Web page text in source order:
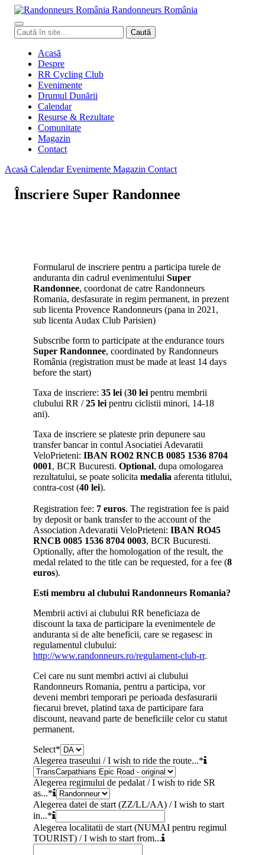
Randonneurs România
Caută
în
Caută
Acasă
Despre
RR Cycling Club
Evenimente
Drumul Dunării
Calendar
Resurse & Rezultate
Comunitate
Magazin
Contact
Acasă CalendarEvenimente Magazin Contact
Înscriere Super Randonnee
Formularul de inscriere pentru a participa turele de
anduranta din cadrul evenimentului Super
Randonnee, coordonat de catre Randonneurs
Romania, desfasurate in regim permanent, in prezent
sub licenta Provence Randonneurs (pana in 2021,
sub licenta Audax Club Parisien)
Subscribe form to participate at the endurance tours
Super Randonnee, coordinated by Randonneurs
România (registration must be made at least 14 days
before the start)
Taxa de inscriere: 35 lei (30 lei pentru membrii
clubului RR /25 lei pentru ciclistii minori, 14-18
ani).
Taxa de inscriere se plateste prin depunere sau
transfer bancar in contul Asociatiei Adevaratii
VeloPrieteni: IBAN RO02 RNCB 0085 1536 8704
0001, BCR Bucuresti. Optional, dupa omologarea
rezultatului, se poate solicita medalia aferenta titlului,
contra-cost (40 lei).
Registration fee: 7 euros. The registration fee is paid
by deposit or bank transfer to the account of the
Association Adevaratii VeloPrieteni: IBAN RO45
RNCB 0085 1536 8704 0003, BCR Bucuresti.
Optionally, after the homologation of the result, the
medal related to the title can be requested, for a fee (8
euros).
Esti membru al clubului Randonneurs Romania?
Membrii activi ai clubului RR beneficiaza de
discount la taxa de participare la evenimentele de
anduranta si de alte beneficii, care se regasesc in
regulamentul clubului:
http://www.randonneurs.ro/regulament-club-rr.
Cei care nu sunt membri activi ai clubului
Randonneurs Romania, pentru a participa, vor
deveni membri temporari pe perioada desfasurarii
fiecarui brevet, platind taxa de participare fara
discount, neavand parte de beneficiile celor cu statut
permanent.
Select*
Alegerea traseului / I wish to ride the route...*
Alegerea regimului de pedalat / I wish to ride SR
as...*
Alegerea datei de start (ZZ/LL/AA) / I wish to start
in...*
Alegerea localitatii de start (NUMAI pentru regimul
TOURIST) / I wish to start from...